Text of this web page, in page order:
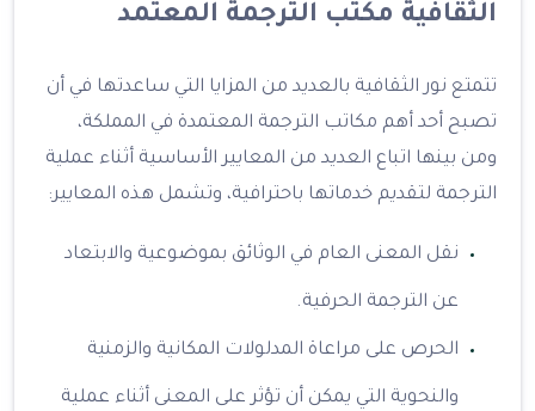
الثقافية مكتب الترجمة المعتمد
تتمتع نور الثقافية بالعديد من المزايا التي ساعدتها في أن
تصبح أحد أهم مكاتب الترجمة المعتمدة في المملكة،
ومن بينها اتباع العديد من المعايير الأساسية أثناء عملية
الترجمة لتقديم خدماتها باحترافية، وتشمل هذه المعايير:
نقل المعنى العام في الوثائق بموضوعية والابتعاد
عن الترجمة الحرفية.
الحرص على مراعاة المدلولات المكانية والزمنية
والنحوية التي يمكن أن تؤثر على المعنى أثناء عملية